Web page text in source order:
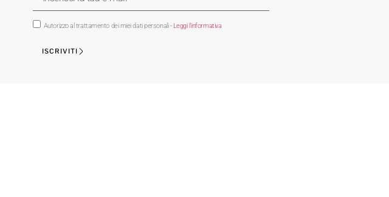
Autorizzo al trattamento dei miei dati personali- Leggi l'informativa
ISCRIVITI